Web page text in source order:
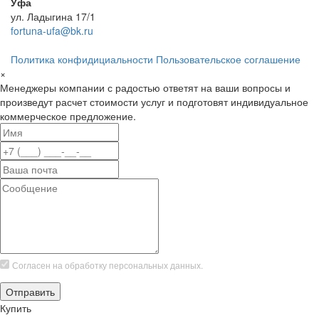
ул. Ладыгина 17/1
fortuna-ufa@bk.ru
Политика конфидициальности Пользовательское соглашение
×
Менеджеры компании с радостью ответят на ваши вопросы и
произведут расчет стоимости услуг и подготовят индивидуальное
коммерческое предложение.
Согласен на обработку персональных данных.
Купить